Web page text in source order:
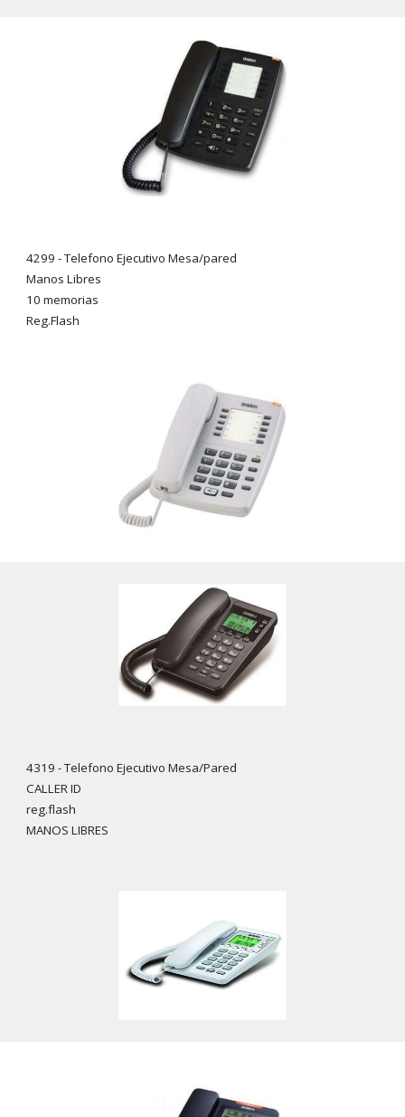
4299 - Telefono Ejecutivo Mesa/pared
Manos Libres
10 memorias
Reg.Flash
4319 - Telefono Ejecutivo Mesa/Pared
CALLER ID
reg.flash
MANOS LIBRES